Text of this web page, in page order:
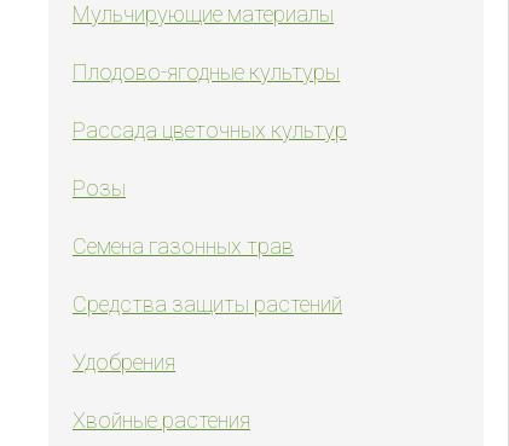
Мульчирующие материалы
Плодово-ягодные культуры
Рассада цветочных культур
Розы
Семена газонных трав
Средства защиты растений
Удобрения
Хвойные растения